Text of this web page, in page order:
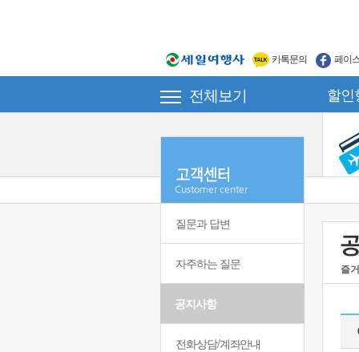
카톡문의 페이
전체보기 할인
질문과 답변
자주하는 질문
공지사항
전화상담/계좌안내
즐